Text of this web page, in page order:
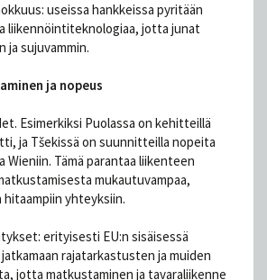
useissa hankkeissa pyritään
liikennöintiteknologiaa, jotta junat
ja sujuvammin.
ja nopeus
Esimerkiksi Puolassa on kehitteillä
ja Tšekissä on suunnitteilla nopeita
Wieniin. Tämä parantaa liikenteen
mukautuvampaa,
yhteyksiin.
erityisesti EU:n sisäisessä
rajatarkastusten ja muiden
jotta matkustaminen ja tavaraliikenne